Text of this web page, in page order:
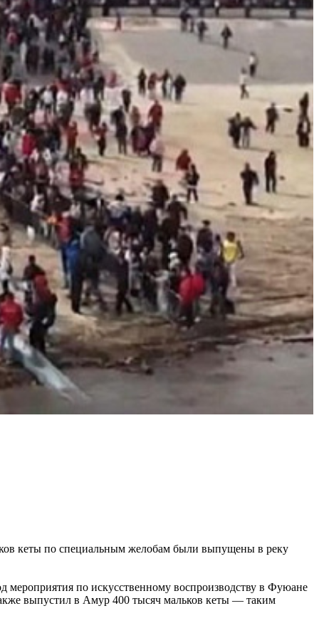
кеты по специальным желобам были выпущены в реку
мероприятия по искусственному воспроизводству в Фуюане
выпустил в Амур 400 тысяч мальков кеты — таким